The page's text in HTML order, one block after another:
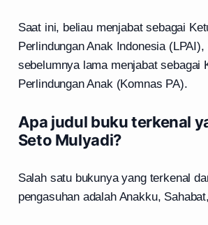
Saat ini, beliau menjabat sebagai
Perlindungan Anak Indonesia
sebelumnya lama menjabat sebagai
Perlindungan Anak (Komnas PA).
Apa judul buku terkenal
Seto Mulyadi?
Salah satu bukunya yang terkenal
pengasuhan adalah Anakku,